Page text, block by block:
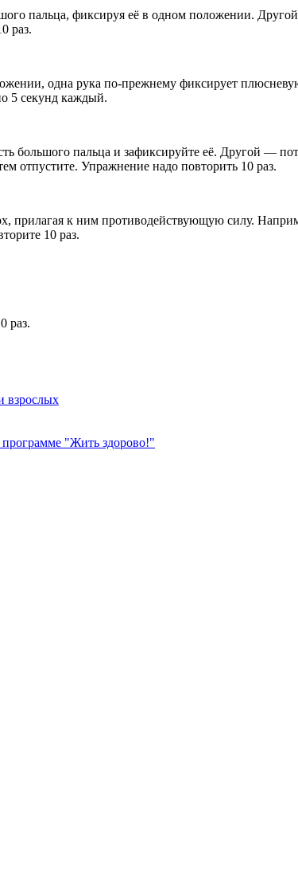
пальца, фиксируя её в одном положении.
раз.
одна рука по-прежнему фиксирует
5 секунд каждый.
большого пальца и зафиксируйте её. Другой —
отпустите. Упражнение надо повторить 10 раз.
прилагая к ним противодействующую силу.
10 раз.
раз.
взрослых
программе "Жить здорово!"